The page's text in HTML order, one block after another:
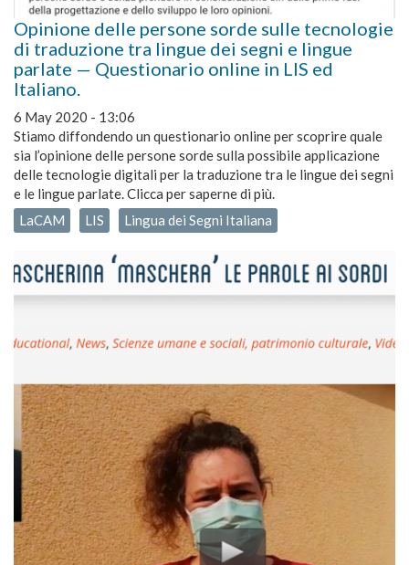
Opinione delle persone sorde sulle tecnologie
di traduzione tra lingue dei segni e lingue
parlate — Questionario online in LIS ed
Italiano.
6 May 2020 - 13:06
Stiamo diffondendo un questionario online per scoprire quale
sia l’opinione delle persone sorde sulla possibile applicazione
delle tecnologie digitali per la traduzione tra le lingue dei segni
e le lingue parlate. Clicca per saperne di più.
LaCAM
LIS Lingua dei Segni Italiana